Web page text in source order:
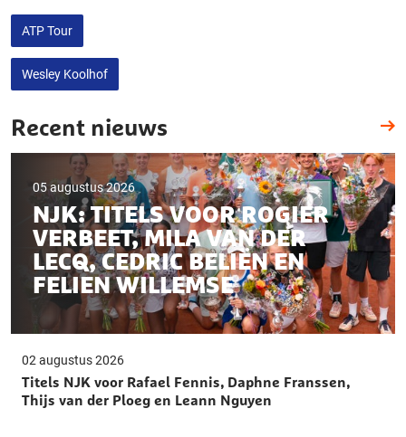
ATP Tour
Wesley Koolhof
Recent nieuws
05 augustus 2026
NJK: TITELS VOOR ROGIER
VERBEET, MILA VAN DER
LECQ, CEDRIC BELIËN EN
FELIEN WILLEMSE
02 augustus 2026
Titels NJK voor Rafael Fennis, Daphne Franssen,
Thijs van der Ploeg en Leann Nguyen